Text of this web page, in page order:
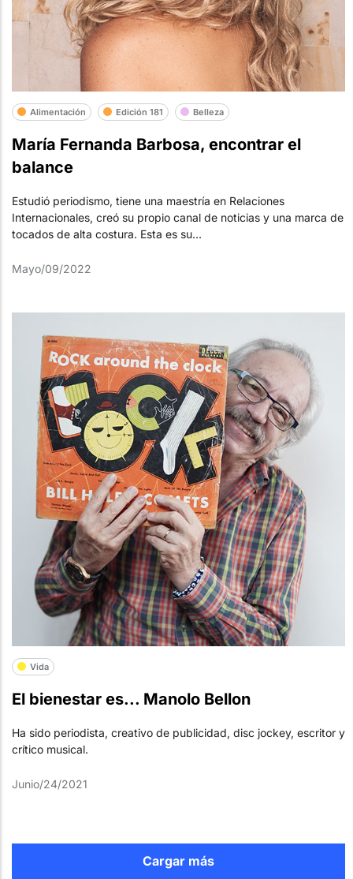
Alimentación Edición 181 Belleza
María Fernanda Barbosa, encontrar el
balance
Estudió periodismo, tiene una maestría en Relaciones
Internacionales, creó su propio canal de noticias y una marca de
tocados de alta costura. Esta es su...
Mayo/09/2022
Vida
El bienestar es... Manolo Bellon
Ha sido periodista, creativo de publicidad, disc jockey, escritor y
crítico musical.
Junio/24/2021
Cargar más